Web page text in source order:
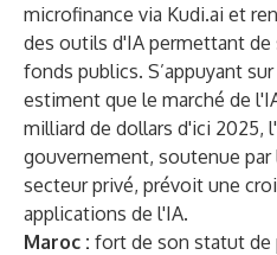
microfinance via Kudi.ai et
des outils d'IA permettant
fonds publics. S’appuyant
estiment que le marché de
milliard de dollars d'ici 2025,
gouvernement, soutenue
secteur privé, prévoit une
applications de l'IA.
Maroc : fort de son statut de